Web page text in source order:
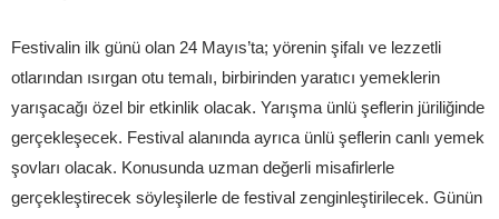
Festivalin ilk günü olan 24 Mayıs’ta; yörenin şifalı ve lezzetli
otlarından ısırgan otu temalı, birbirinden yaratıcı yemeklerin
yarışacağı özel bir etkinlik olacak. Yarışma ünlü şeflerin jüriliğinde
gerçekleşecek. Festival alanında ayrıca ünlü şeflerin canlı yemek
şovları olacak. Konusunda uzman değerli misafirlerle
gerçekleştirecek söyleşilerle de festival zenginleştirilecek. Günün